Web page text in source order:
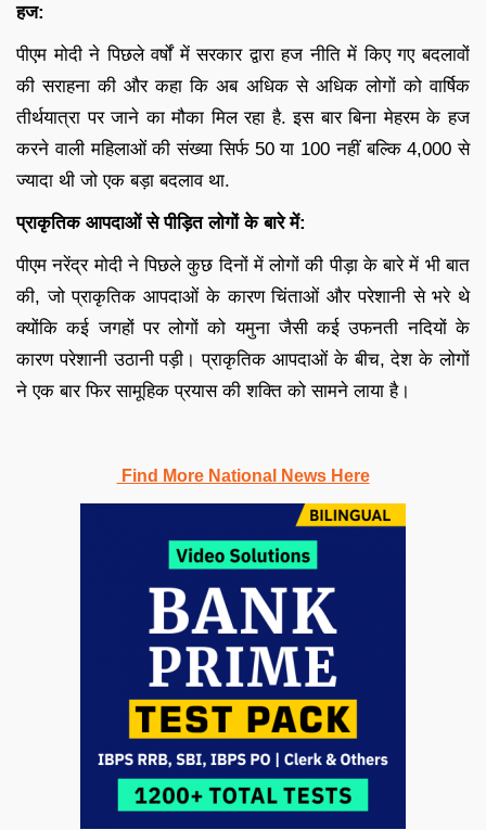
हज:
पीएम मोदी ने पिछले वर्षों में सरकार द्वारा हज नीति में किए गए बदलावों
की सराहना की और कहा कि अब अधिक से अधिक लोगों को वार्षिक
तीर्थयात्रा पर जाने का मौका मिल रहा है. इस बार बिना मेहरम के हज
करने वाली महिलाओं की संख्या सिर्फ 50 या 100 नहीं बल्कि 4,000 से
ज्यादा थी जो एक बड़ा बदलाव था.
प्राकृतिक आपदाओं से पीड़ित लोगों के बारे में:
पीएम नरेंद्र मोदी ने पिछले कुछ दिनों में लोगों की पीड़ा के बारे में भी बात
की, जो प्राकृतिक आपदाओं के कारण चिंताओं और परेशानी से भरे थे
क्योंकि कई जगहों पर लोगों को यमुना जैसी कई उफनती नदियों के
कारण परेशानी उठानी पड़ी। प्राकृतिक आपदाओं के बीच, देश के लोगों
ने एक बार फिर सामूहिक प्रयास की शक्ति को सामने लाया है।
Find More National News Here